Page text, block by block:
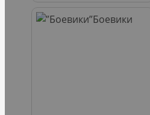
Боевики